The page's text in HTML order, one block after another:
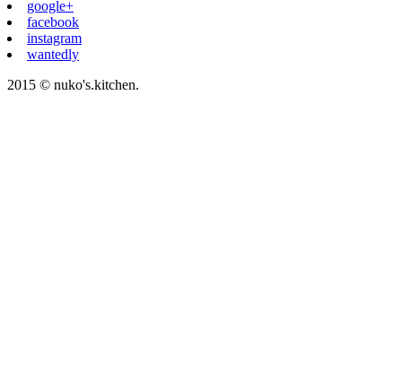
google+
facebook
instagram
wantedly
2015 © nuko's.kitchen.